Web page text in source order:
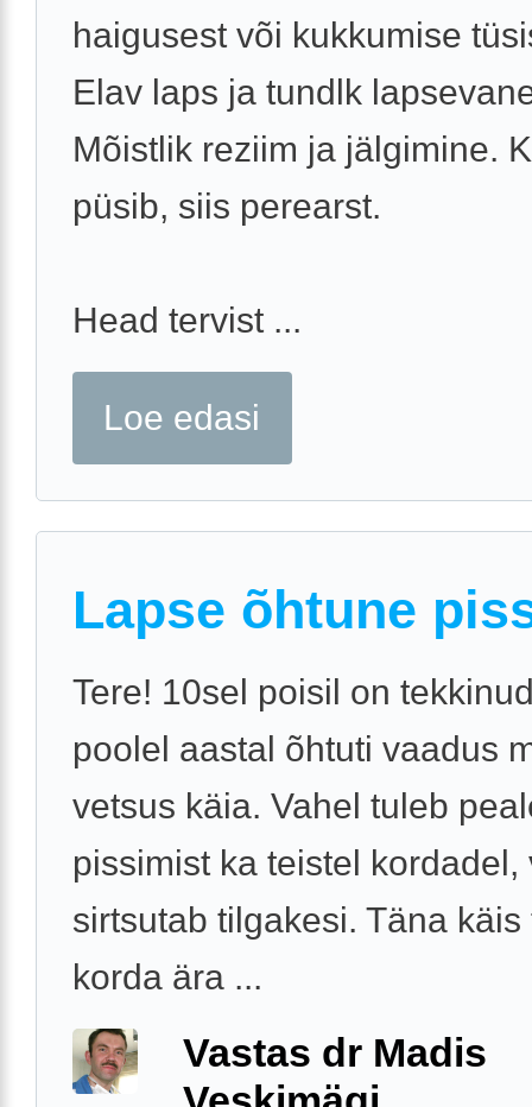
haigusest või kukkumise
Elav laps ja tundlk
Mõistlik reziim ja jälgimine.
püsib, siis perearst.
Head tervist ...
Loe edasi
Lapse õhtune
Tere! 10sel poisil on
poolel aastal õhtuti vaadus
vetsus käia. Vahel tuleb
pissimist ka teistel kordadel,
sirtsutab tilgakesi. Täna käis
korda ära ...
Vastas dr Madis